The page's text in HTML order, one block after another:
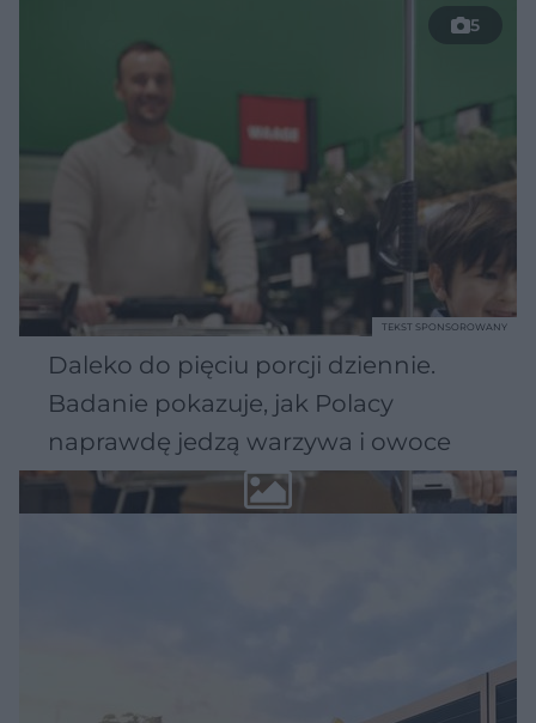
5
Daleko do pięciu porcji dziennie.
Badanie pokazuje, jak Polacy
naprawdę jedzą warzywa i owoce
TEKST SPONSOROWANY